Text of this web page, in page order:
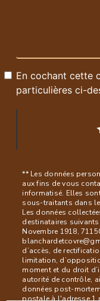
En cochant cette
particulières ci-
** Les données
aux fins de vous
informatisé. Elles
sous-traitants dans
Les données
destinataires
Novembre 1918,
d’accès, de
limitation,
moment et du droit
autorité de contrôle,
données post-
postale à l'adresse 1